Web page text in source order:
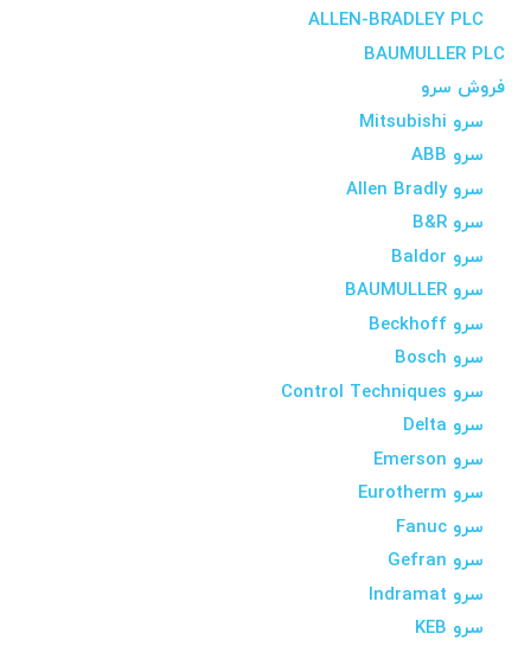
ALLEN-BRADLEY PLC
BAUMULLER PLC
فروش سرو
سرو Mitsubishi
سرو ABB
سرو Allen Bradly
سرو B&R
سرو Baldor
سرو BAUMULLER
سرو Beckhoff
سرو Bosch
سرو Control Techniques
سرو Delta
سرو Emerson
سرو Eurotherm
سرو Fanuc
سرو Gefran
سرو Indramat
سرو KEB